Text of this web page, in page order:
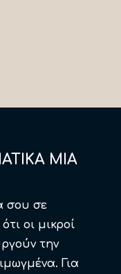
ΜΙΑ
σου σε
οι μικροί
την
Για